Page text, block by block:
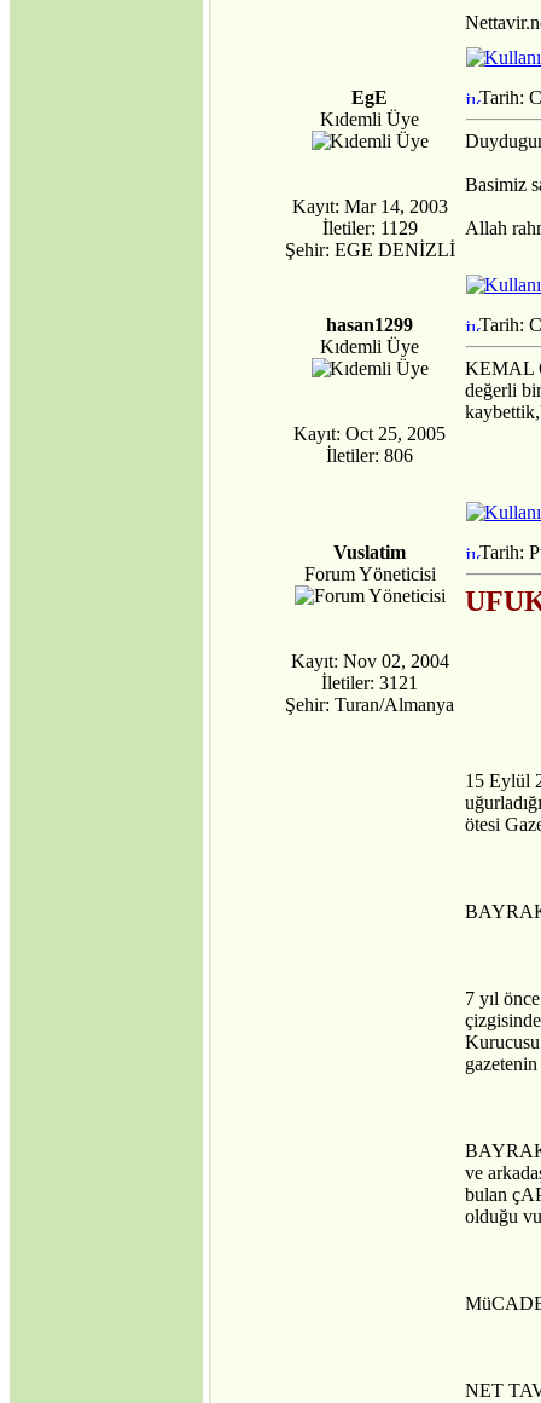
EgE
Kıdemli Üye
Kayıt: Mar 14, 2003
İletiler: 1129
Şehir: EGE DENİZLİ
Tarih:
Basimiz
Allah
hasan1299
Kıdemli Üye
Kayıt: Oct 25, 2005
İletiler: 806
Tarih:
KEMAL
değerli
Vuslatim
Forum Yöneticisi
Kayıt: Nov 02, 2004
İletiler: 3121
Şehir: Turan/Almanya
Tarih:
15 Eylül
ötesi
7 yıl
BAYRAK
ve
bulan
olduğu
NET